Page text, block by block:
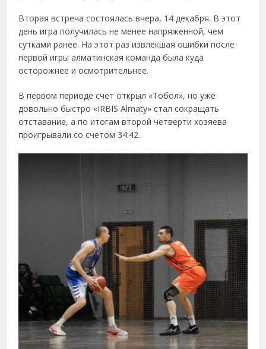
Вторая встреча состоялась вчера, 14 декабря. В этот
день игра получилась не менее напряженной, чем
сутками ранее. На этот раз извлекшая ошибки после
первой игры алматинская команда была куда
осторожнее и осмотрительнее.
В первом периоде счет открыл «Тобол», но уже
довольно быстро «IRBIS Almaty» стал сокращать
отставание, а по итогам второй четверти хозяева
проигрывали со счетом 34:42.